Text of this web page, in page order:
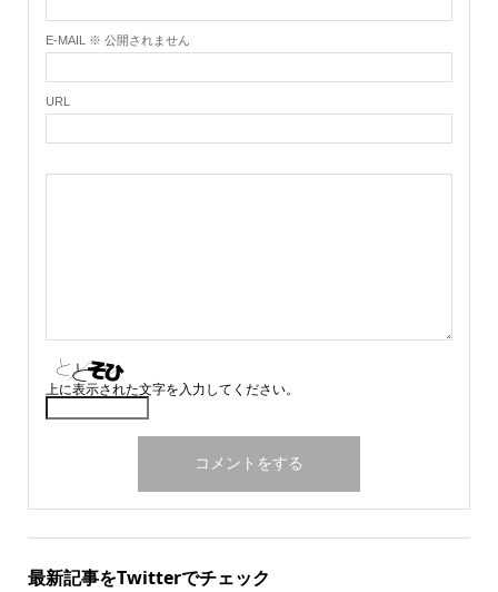
E-MAIL ※ 公開されません
URL
上に表示された文字を入力してください。
最新記事をTwitterでチェック